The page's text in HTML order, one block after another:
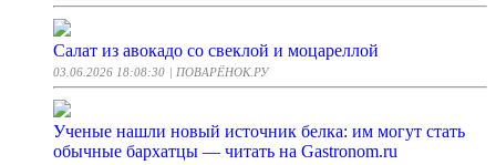
Салат из авокадо со свеклой и моцареллой
03.06.2026 18:08:30 | ПОВАРЁНОК.РУ
Ученые нашли новый источник белка: им могут стать
обычные бархатцы — читать на Gastronom.ru